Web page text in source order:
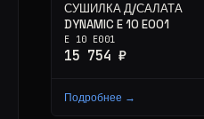
СУШИЛКА Д/САЛАТА
DYNAMIC E 10 E001
E 10 E001
15 754 ₽
Подробнее →